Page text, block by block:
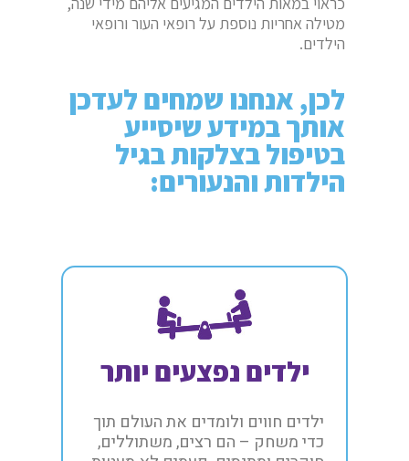
מטילה אחריות נוספת על רופאי העור ורופאי
הילדים.
לכן, אנחנו שמחים לעדכן
אותך במידע שיסייע
בטיפול בצלקות בגיל
הילדות והנעורים:
ילדים נפצעים יותר
ילדים חווים ולומדים את העולם תוך
כדי משחק – הם רצים, משתוללים,